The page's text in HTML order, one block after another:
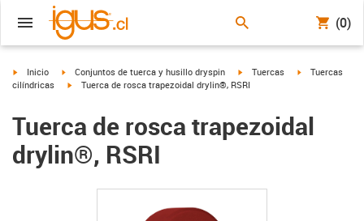
(0)
igus-icon-arrow-right
Inicio igus-icon-arrow-right
Conjuntos de tuerca y husillo dryspin igus-icon-arrow-right
Tuercas igus-icon-
Tuercas
cilíndricas
igus-icon-arrow-right
Tuerca de rosca trapezoidal drylin®, RSRI
Tuerca de rosca trapezoidal
drylin®, RSRI